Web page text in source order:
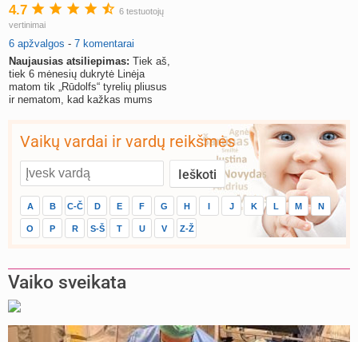
4.7
6 testuotojų
vertinimai
6 apžvalgos - 7 komentarai
Naujausias atsiliepimas: Tiek aš,
tiek 6 mėnesių dukrytė Linėja
matom tik „Rūdolfs“ tyrelių pliusus
ir nematom, kad kažkas mums
Vaikų vardai ir vardų reikšmės
A B C-Č D E F G H I J K L M N
O P R S-Š T U V Z-Ž
Vaiko sveikata